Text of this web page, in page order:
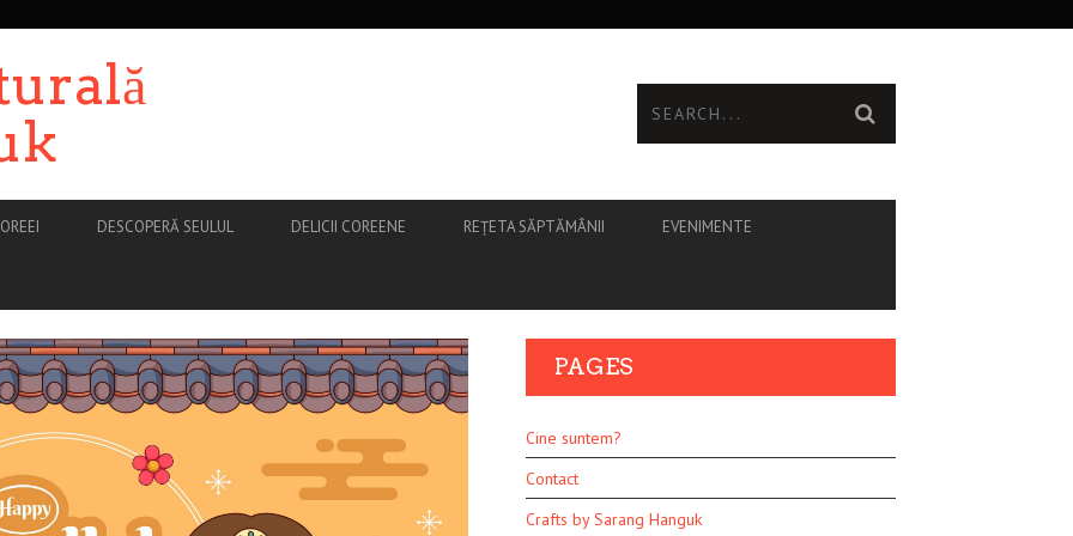
DESCOPERĂ SEULUL DELICII COREENE REȚETA SĂPTĂMÂNII EVENIMENTE
PAGES
Cine suntem?
Contact
Crafts by Sarang Hanguk